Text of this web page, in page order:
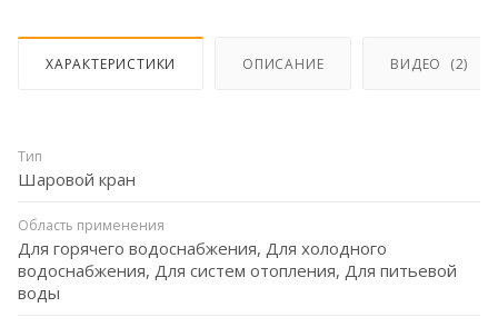
ХАРАКТЕРИСТИКИ ОПИСАНИЕ ВИДЕО (2)
Тип
Шаровой кран
Область применения
Для горячего водоснабжения, Для холодного
водоснабжения, Для систем отопления, Для питьевой
воды